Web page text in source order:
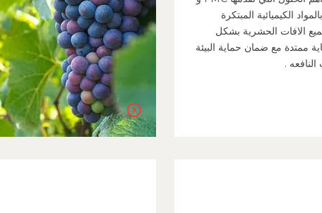
الكيميائية المبتكرة
الافات الحشرية بشكل
ممتدة مع ضمان حماية البيئة
.